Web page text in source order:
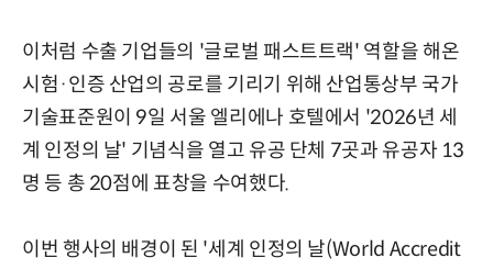
이처럼 수출 기업들의 '글로벌 패스트트랙' 역할을 해온
시험·인증 산업의 공로를 기리기 위해 산업통상부 국가
기술표준원이 9일 서울 엘리에나 호텔에서 '2026년 세
계 인정의 날' 기념식을 열고 유공 단체 7곳과 유공자 13
명 등 총 20점에 표창을 수여했다.
이번 행사의 배경이 된 '세계 인정의 날(World Accredit